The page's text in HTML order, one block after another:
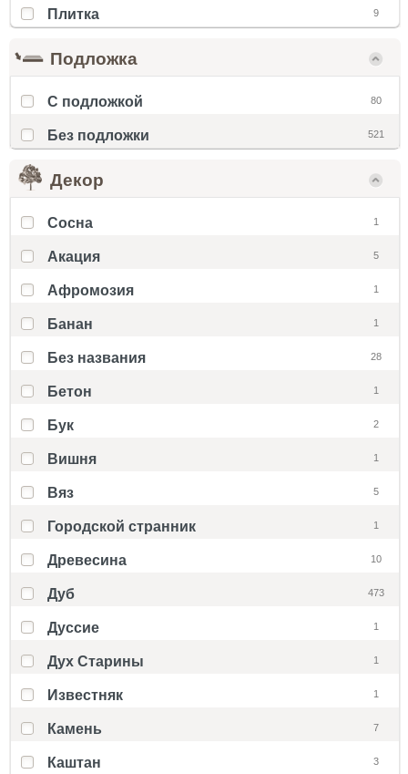
Плитка 9
Подложка
С подложкой 80
Без подложки 521
Декор
Cосна 1
Акация 5
Афромозия 1
Банан 1
Без названия 28
Бетон 1
Бук 2
Вишня 1
Вяз 5
Городской странник 1
Древесина 10
Дуб 473
Дуссие 1
Дух Старины 1
Известняк 1
Камень 7
Каштан 3